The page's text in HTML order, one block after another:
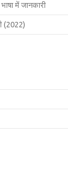
में जानकारी
(2022)